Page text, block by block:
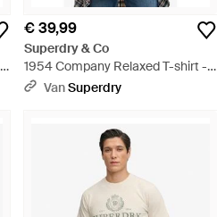
€ 39,99
Superdry & Co
1954 Company Relaxed T-shirt -
Groen
VanSuperdry